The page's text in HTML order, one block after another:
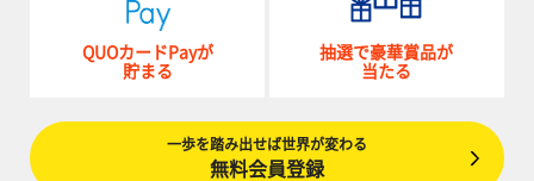
QUOカードPayが
貯まる
抽選で豪華賞品が
当たる
一歩を踏み出せば世界が変わる
無料会員登録